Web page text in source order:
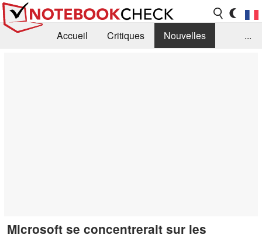
Accueil Critiques
Nouvelles
...
Microsoft se concentrerait sur les